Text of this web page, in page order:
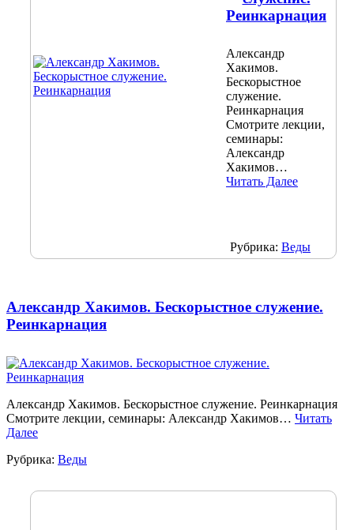
Реинкарнация
Александр
Хакимов.
Бескорыстное
служение.
Реинкарнация
Смотрите лекции,
семинары:
Александр
Хакимов…
Читать Далее
Рубрика: Веды
Александр Хакимов. Бескорыстное служение.
Реинкарнация
Александр Хакимов. Бескорыстное служение. Реинкарнация
Смотрите лекции, семинары: Александр Хакимов… Читать
Далее
Рубрика: Веды